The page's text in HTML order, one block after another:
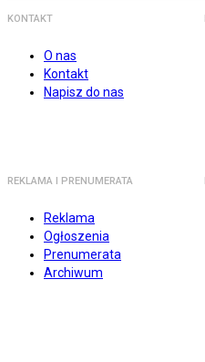
KONTAKT
O nas
Kontakt
Napisz do nas
REKLAMA I PRENUMERATA
Reklama
Ogłoszenia
Prenumerata
Archiwum